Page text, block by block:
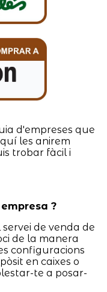
d'empreses que
les anirem
trobar fàcil i
?
de venda de
de la manera
configuracions
en caixes o
te a posar-